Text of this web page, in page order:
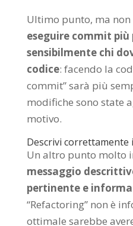
Ultimo punto, ma
eseguire commit
sensibilmente chi
codice: facendo la
commit” sarà più
modifiche sono state
motivo.
Descrivi correttamente
Un altro punto molto
messaggio
pertinente e
“Refactoring” non è
ottimale sarebbe